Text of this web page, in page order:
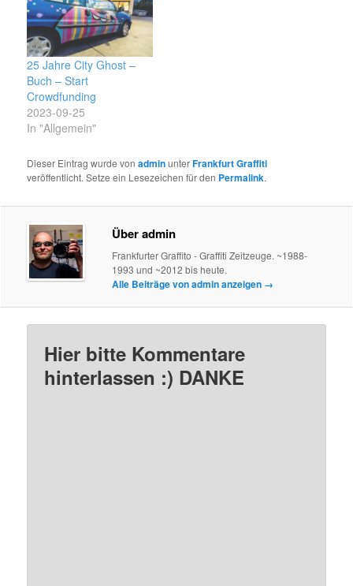
25 Jahre City Ghost –
Buch – Start
Crowdfunding
2023-09-25
In "Allgemein"
Dieser Eintrag wurde vonadminunterFrankfurt Graffiti
veröffentlicht. Setze ein Lesezeichen für den Permalink.
Über admin
Frankfurter Graffito - Graffiti Zeitzeuge. ~1988-
1993 und ~2012 bis heute.
Alle Beiträge von admin anzeigen →
Hier bitte Kommentare
hinterlassen :) DANKE